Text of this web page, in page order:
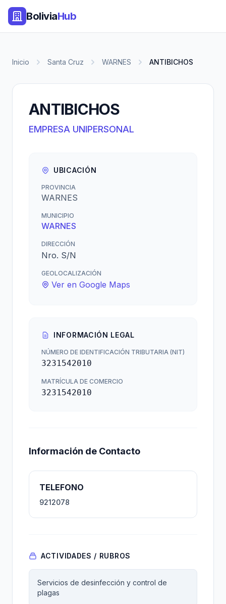
BoliviaHub
Inicio Santa Cruz WARNES ANTIBICHOS
ANTIBICHOS
EMPRESA UNIPERSONAL
UBICACIÓN
PROVINCIA
WARNES
MUNICIPIO
WARNES
DIRECCIÓN
Nro. S/N
GEOLOCALIZACIÓN
Ver en Google Maps
INFORMACIÓN LEGAL
NÚMERO DE IDENTIFICACIÓN TRIBUTARIA (NIT)
3231542010
MATRÍCULA DE COMERCIO
3231542010
Información de Contacto
TELEFONO
9212078
ACTIVIDADES / RUBROS
Servicios de desinfección y control de
plagas